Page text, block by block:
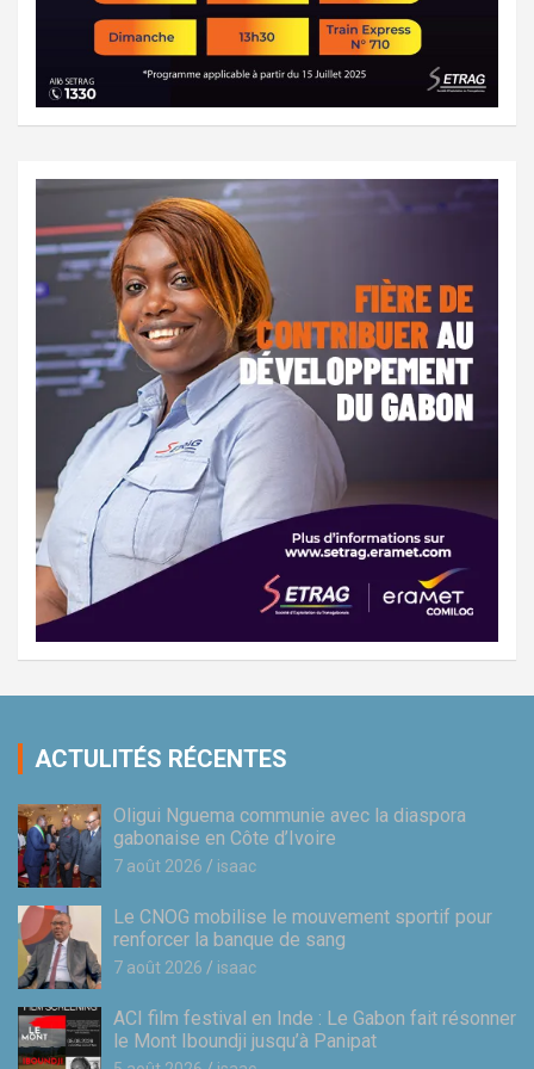
ACTULITÉS RÉCENTES
Oligui Nguema communie avec la diaspora
gabonaise en Côte d’Ivoire
7 août 2026 isaac
Le CNOG mobilise le mouvement sportif pour
renforcer la banque de sang
7 août 2026 isaac
ACI film festival en Inde : Le Gabon fait résonner
le Mont Iboundji jusqu’à Panipat